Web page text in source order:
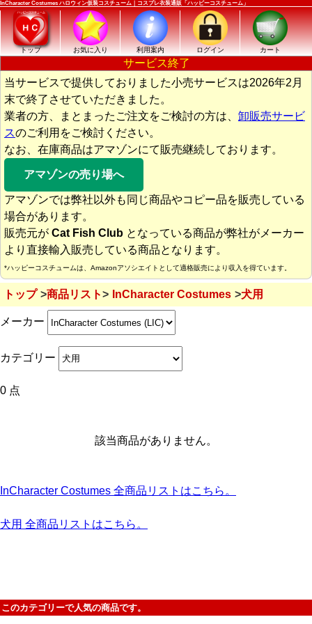
InCharacter Costumes ハロウィン仮装コスチューム｜コスプレ衣装通販「ハッピーコスチューム」
トップ お気に入り 利用案内 ログイン カート
サービス終了
当サービスで提供しておりました小売サービスは2026年2月
末で終了させていただきました。
業者の方、まとまったご注文をご検討の方は、 卸販売サービ
スのご利用をご検討ください。
なお、在庫商品はアマゾンにて販売継続しております。
アマゾンの売り場へ
アマゾンでは弊社以外も同じ商品やコピー品を販売している
場合があります。
販売元が Cat Fish Club となっている商品が弊社がメーカー
より直接輸入販売している商品となります。
*ハッピーコスチュームは、Amazonアソシエイトとして適格販売により収入を得ています。
トップ 商品リスト InCharacter Costumes 犬用
メーカー
カテゴリー
0 点
該当商品がありません。
InCharacter Costumes 全商品リストはこちら。
犬用 全商品リストはこちら。
このカテゴリーで人気の商品です。